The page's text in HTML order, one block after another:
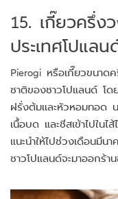
15. เกี๊ยวครึ่ง
ประเทศโปแลน
Pierogi หรือเกี๊ยวขนาดค
ชาติของชาวโปแลนด์ โ
ฝรั่งต้มและหัวหอมทอด น
เนื้อบด และชีสเข้าไปใน
แนะนำให้ไปช่วงเดือนมีน
ชาวโปแลนด์จะมาออกร้